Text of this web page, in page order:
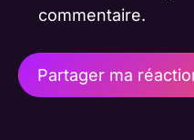
commentaire.